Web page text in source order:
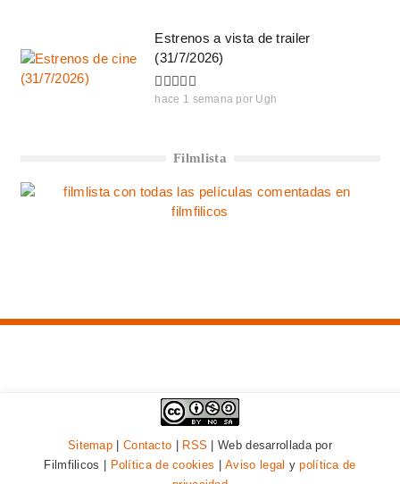
Estrenos a vista de trailer
(31/7/2026)
hace 1 semana por Ugh
Filmlista
Sitemap Contacto RSS | Web desarrollada por
Filmfilicos |
Política de cookies |Aviso legal ypolítica de